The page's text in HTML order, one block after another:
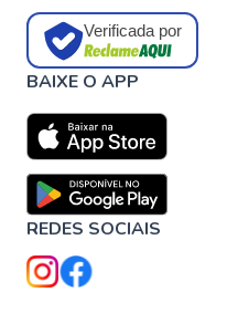
Verificada por
BAIXE O APP
REDES SOCIAIS